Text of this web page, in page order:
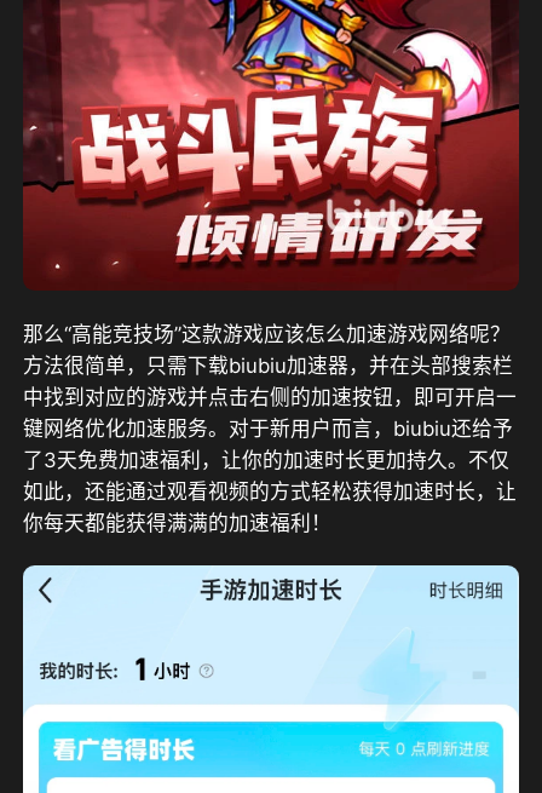
那么“高能竞技场”这款游戏应该怎么加速游戏网络呢？
方法很简单，只需下载biubiu加速器，并在头部搜索栏
中找到对应的游戏并点击右侧的加速按钮，即可开启一
键网络优化加速服务。对于新用户而言，biubiu还给予
了3天免费加速福利，让你的加速时长更加持久。不仅
如此，还能通过观看视频的方式轻松获得加速时长，让
你每天都能获得满满的加速福利！